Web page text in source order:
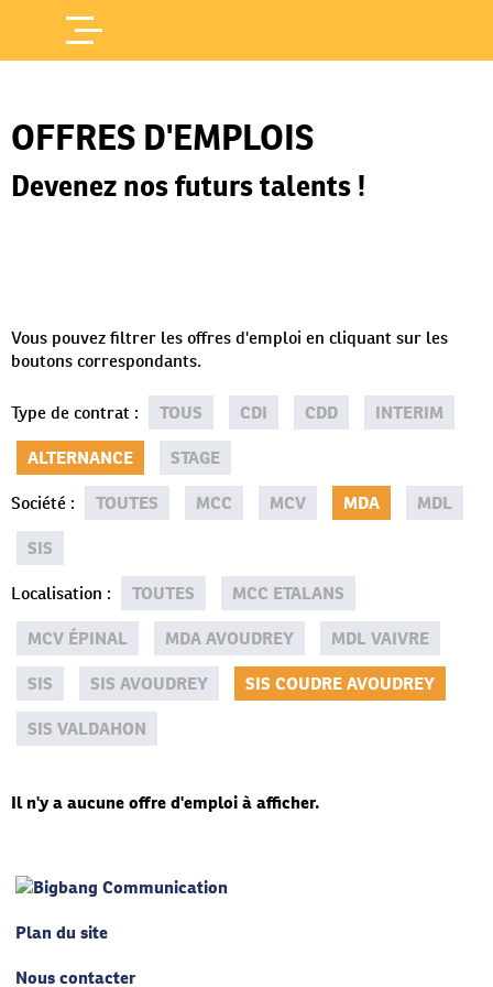
OFFRES D'EMPLOIS
Devenez nos futurs talents !
Vous pouvez filtrer les offres d'emploi en cliquant sur les
boutons correspondants.
Type de contrat : TOUS CDI CDD
INTERIM
ALTERNANCE
STAGE
Société : TOUTES MCC MCV MDA
MDL
SIS
Localisation : TOUTES
MCC ETALANS
MCV ÉPINAL
MDA AVOUDREY
MDL VAIVRE
SIS
SIS AVOUDREY
SIS COUDRE AVOUDREY
SIS VALDAHON
Il n'y a aucune offre d'emploi à afficher.
Plan du site
Nous contacter